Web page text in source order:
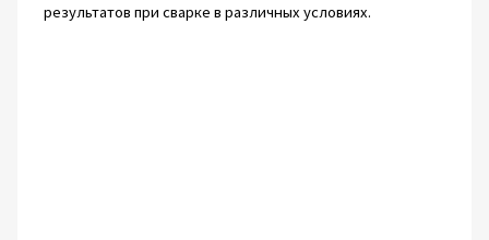
результатов при сварке в различных условиях.